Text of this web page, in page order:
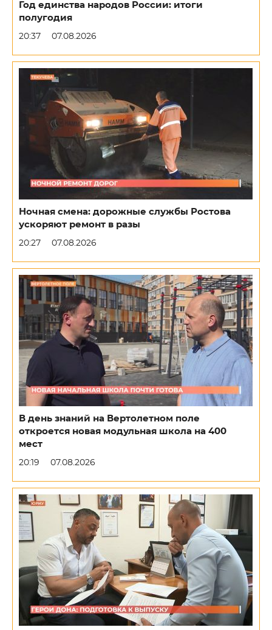
Год единства народов России: итоги
полугодия
20:37 07.08.2026
Ночная смена: дорожные службы Ростова
ускоряют ремонт в разы
20:27 07.08.2026
В день знаний на Вертолетном поле
откроется новая модульная школа на 400
мест
20:19 07.08.2026